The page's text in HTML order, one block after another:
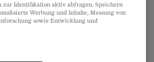
zur Identifikation aktiv abfragen. Speichern
Werbung und Inhalte, Messung von
sowie Entwicklung und